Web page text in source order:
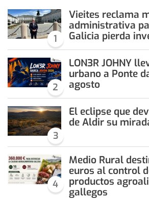
1
Vieites reclama
administrativa
Galicia pierda
2
LON3R JOHNY
urbano a Ponte
agosto
3
El eclipse que
de Aldir su
4
Medio Rural
euros al control
productos
gallegos